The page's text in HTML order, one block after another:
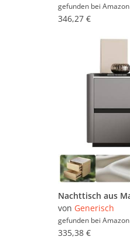
gefunden bei Amazon
346,27 €
von Generisch
gefunden bei Amazon
335,38 €